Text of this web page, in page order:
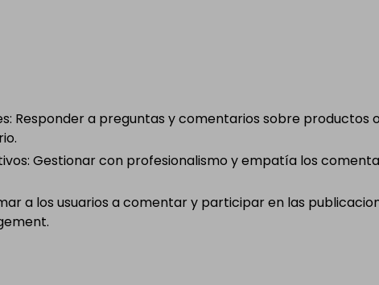
Responder a preguntas y comentarios sobre productos
Gestionar con profesionalismo y empatía los
a los usuarios a comentar y participar en las